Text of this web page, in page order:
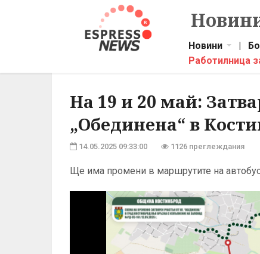
Новини |
Работилница
На 19 и 20 май:
„Обединена“ в
14.05.2025 09:33:00 1126 преглеждания
Ще има промени в маршрутите на